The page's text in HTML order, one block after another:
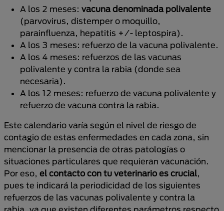
A los 2 meses: vacuna denominada polivalente
(parvovirus, distemper o moquillo,
parainfluenza, hepatitis +/- leptospira).
A los 3 meses: refuerzo de la vacuna polivalente.
A los 4 meses: refuerzos de las vacunas
polivalente y contra la rabia (donde sea
necesaria).
A los 12 meses: refuerzo de vacuna polivalente y
refuerzo de vacuna contra la rabia.
Este calendario varía según el nivel de riesgo de
contagio de estas enfermedades en cada zona, sin
mencionar la presencia de otras patologías o
situaciones particulares que requieran vacunación.
Por eso, el contacto con tu veterinario es crucial,
pues te indicará la periodicidad de los siguientes
refuerzos de las vacunas polivalente y contra la